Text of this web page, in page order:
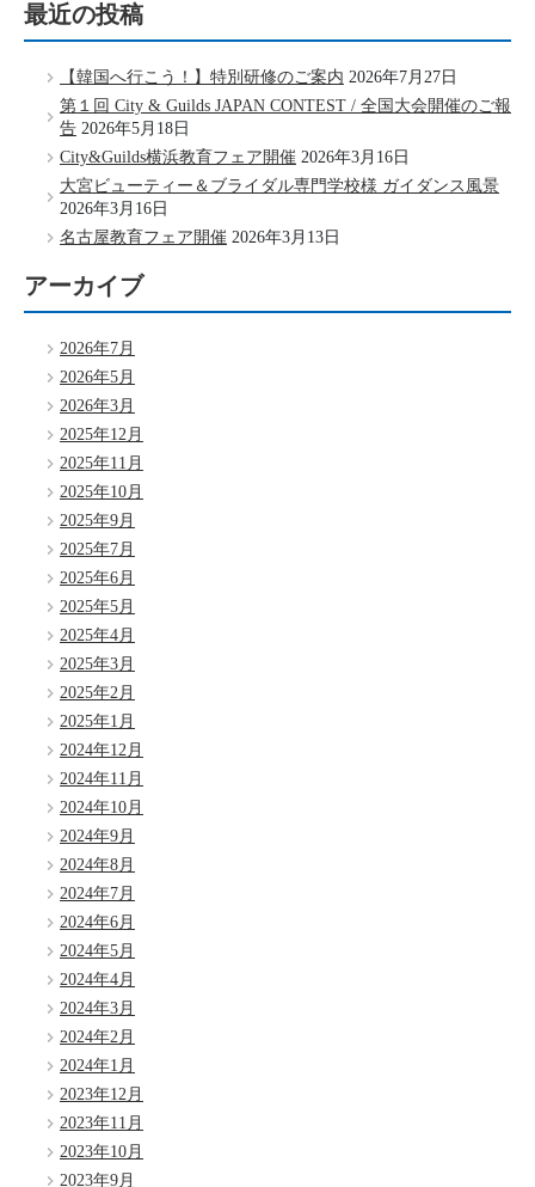
最近の投稿
【韓国へ行こう！】特別研修のご案内 2026年7月27日
第１回 City & Guilds JAPAN CONTEST / 全国大会開催のご報
告 2026年5月18日
City&Guilds横浜教育フェア開催 2026年3月16日
大宮ビューティー＆ブライダル専門学校様 ガイダンス風景
2026年3月16日
名古屋教育フェア開催 2026年3月13日
アーカイブ
2026年7月
2026年5月
2026年3月
2025年12月
2025年11月
2025年10月
2025年9月
2025年7月
2025年6月
2025年5月
2025年4月
2025年3月
2025年2月
2025年1月
2024年12月
2024年11月
2024年10月
2024年9月
2024年8月
2024年7月
2024年6月
2024年5月
2024年4月
2024年3月
2024年2月
2024年1月
2023年12月
2023年11月
2023年10月
2023年9月